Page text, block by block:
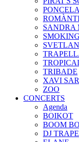
SANDRA
TRIBADE
XAVI
ZOO
CONCERTS
Agenda
BOIKOT
BOOM
DJ